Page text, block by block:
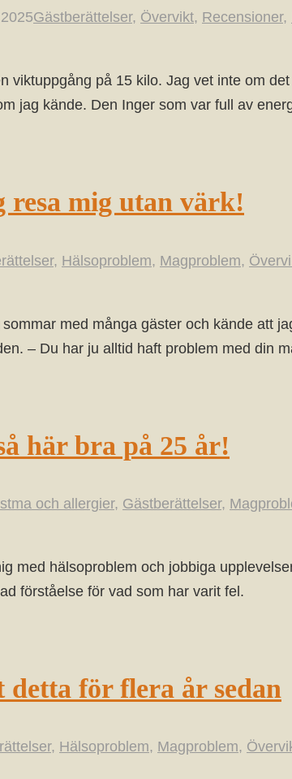
Gästberättelser, Övervikt, Recensioner,
viktuppgång på 15 kilo. Jag vet inte om
jag kände. Den Inger som var full av
resa mig utan värk!
, Hälsoproblem, Magproblem,
med många gäster och kände att
– Du har ju alltid haft problem med din
här bra på 25 år!
och allergier, Gästberättelser,
med hälsoproblem och jobbiga
förståelse för vad som har varit fel.
för flera år sedan
, Hälsoproblem, Magproblem,